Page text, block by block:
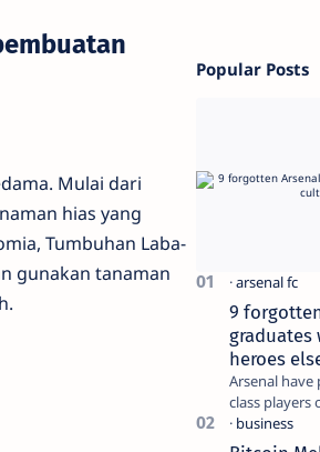
Mulai dari
hias yang
Tumbuhan Laba-
gunakan tanaman
Popular Posts
9
graduates
heroes
Arsenal
class players
all of them